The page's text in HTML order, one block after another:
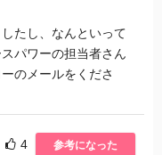
たし、なんといって
パワーの担当者さん
のメールをくださ
4 参考になった